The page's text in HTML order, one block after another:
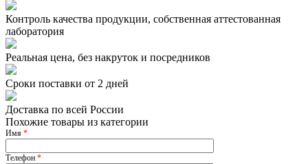
Контроль качества продукции, собственная аттестованная
лаборатория
Реальная цена, без накруток и посредников
Сроки поставки от 2 дней
Доставка по всей России
Похожие товары из категории
Имя *
Телефон *